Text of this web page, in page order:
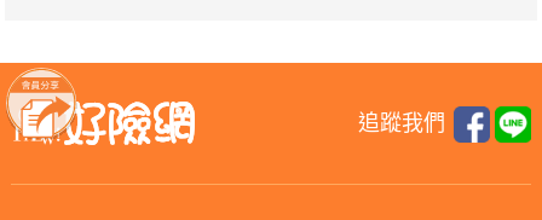
追蹤我們